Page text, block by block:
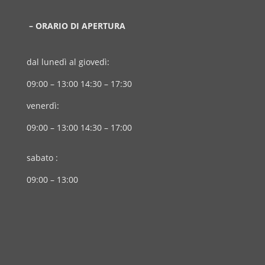
– ORARIO DI APERTURA
dal lunedì al giovedì:
09:00 – 13:00 14:30 – 17:30
venerdì:
09:00 – 13:00 14:30 – 17:00
sabato :
09:00 – 13:00